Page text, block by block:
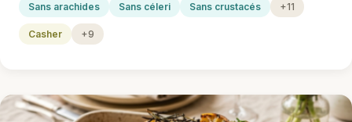
Sans arachides Sans céleri Sans crustacés +11
Casher +9